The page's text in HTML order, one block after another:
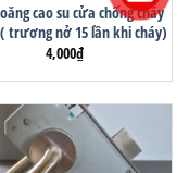
cao su cửa chống cháy
( trương nở 15 lần khi cháy)
4,000₫